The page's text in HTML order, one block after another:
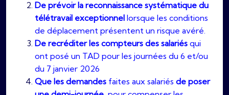
De prévoir la reconnaissance systématique du
télétravail exceptionnel lorsque les conditions
de déplacement présentent un risque avéré.
De recréditer les compteurs des salariés qui
ont posé un TAD pour les journées du 6 et/ou
du 7 janvier 2026
Que les demandes faites aux salariés de poser